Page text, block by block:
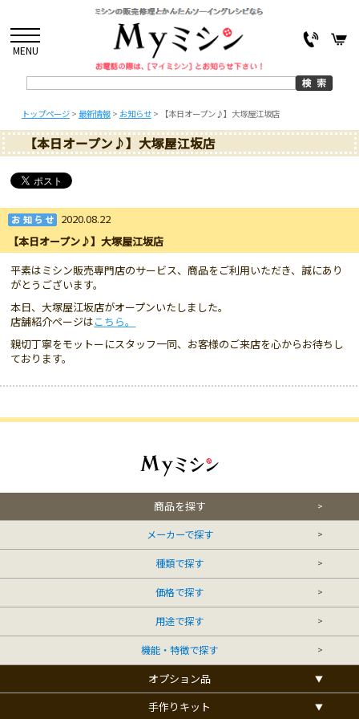
MENU
トップページ> 最新情報> お知らせ> 【本日オープン♪】大塚屋江坂店
【本日オープン♪】大塚屋江坂店
2020.08.22
【本日オープン♪】大塚屋江坂店
平素はミシン販売専門店のサービス、商品をご利用いただき、誠にあり
がとうございます。
本日、大塚屋江坂店がオープンいたしました。
店舗紹介ページはこちら。
親切丁寧をモットーにスタッフ一同、お客様のご来店を心からお待ちし
ております。
商品を探す
メーカーで探す
種類で探す
価格で探す
用途で探す
機能・特徴で探す
オプション品
手作りキット